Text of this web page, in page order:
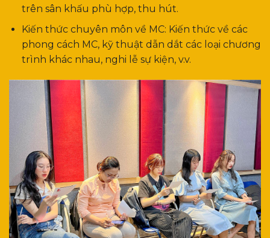
trên sân khấu phù hợp, thu hút.
Kiến thức chuyên môn về MC: Kiến thức về các
phong cách MC, kỹ thuật dẫn dắt các loại chương
trình khác nhau, nghi lễ sự kiện, v.v.